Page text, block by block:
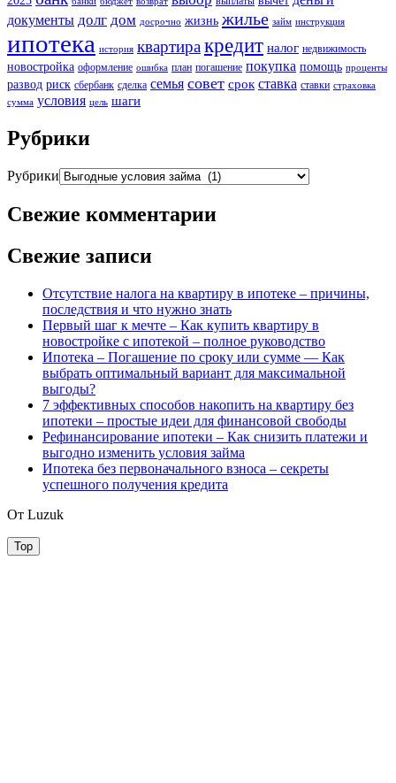
документы долг дом досрочно жизнь жилье займ инструкция
ипотека история квартиракредит налог недвижимость
новостройка оформление ошибка план погашение покупка помощь проценты
развод риск сбербанк сделка семья совет срок ставка ставки страховка
сумма условия цель шаги
Рубрики
Рубрики
Свежие комментарии
Свежие записи
Отсутствие налога на квартиру в ипотеке – причины,
последствия и что нужно знать
Первый шаг к мечте – Как купить квартиру в
новостройке с ипотекой – полное руководство
Ипотека – Погашение по сроку или сумме — Как
выбрать оптимальный вариант для максимальной
выгоды?
7 эффективных способов накопить на квартиру без
ипотеки – простые идеи для финансовой свободы
Рефинансирование ипотеки – Как снизить платежи и
выгодно изменить условия займа
Ипотека без первоначального взноса – секреты
успешного получения кредита
От Luzuk
Top